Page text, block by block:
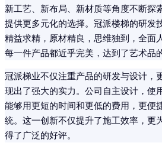
新工艺、新布局、新材质等角度不断探
提供更多元化的选择。冠派楼梯的研发
精益求精，原材精良，思维独到，全面
每一件产品都近乎完美，达到了艺术品
冠派梯业不仅注重产品的研发与设计，
现出了强大的实力。公司自主设计，使
能够用更短的时间和更低的费用，更便
统。这一创新不仅提升了施工效率，更
得了广泛的好评。